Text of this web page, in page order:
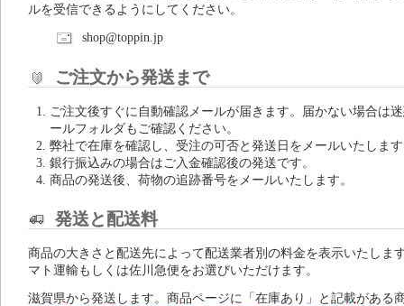
ルを受信できるようにしてください。
shop@toppin.jp
ご注文から発送まで
ご注文後すぐに自動確認メールが届きます。届かない場合は
ールフォルダもご確認ください。
弊社で在庫を確認し、受注の可否と発送日をメールいたしま
銀行振込みの場合はご入金確認後の発送です。
商品の発送後、荷物の追跡番号をメールいたします。
発送と配送料
商品の大きさと配送先によって配送業者別の料金を表示いたしま
マト運輸もしくは佐川急便をお選びいただけます。
滋賀県から発送します。商品ページに「在庫あり」と記載がある